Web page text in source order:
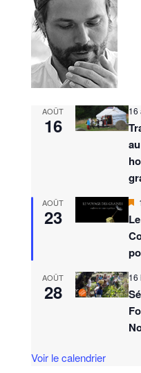
AOÛT
16
16
AOÛT
23
s
t
AOÛT
28
16
Voir le calendrier